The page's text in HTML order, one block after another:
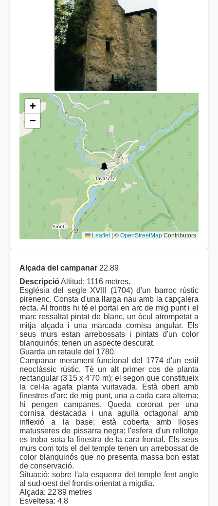
+
−
Leaflet © OpenStreetMap Contributors
Alçada del campanar 22.89
DescripcióAltitud: 1116 metres.
Església del segle XVIII (1704) d'un barroc rústic
pirenenc. Consta d'una llarga nau amb la capçalera
recta. Al frontis hi té el portal en arc de mig punt i el
marc ressaltat pintat de blanc, un òcul atrompetat a
mitja alçada i una marcada cornisa angular. Els
seus murs estan arrebossats i pintats d'un color
blanquinós; tenen un aspecte descurat.
Guarda un retaule del 1780.
Campanar merament funcional del 1774 d'un estil
neoclàssic rústic. Té un alt primer cos de planta
rectangular (3'15 x 4'70 m); el segon que constitueix
la cel·la agafa planta vuitavada. Està obert amb
finestres d'arc de mig punt, una a cada cara alterna;
hi pengen campanes. Queda coronat per una
cornisa destacada i una agulla octagonal amb
inflexió a la base; està coberta amb lloses
matusseres de pissarra negra; l'esfera d'un rellotge
es troba sota la finestra de la cara frontal. Els seus
murs com tots el del temple tenen un arrebossat de
color blanquinós que no presenta massa bon estat
de conservació.
Situació: sobre l'ala esquerra del temple fent angle
al sud-oest del frontis orientat a migdia.
Alçada: 22'89 metres
Esveltesa: 4,8